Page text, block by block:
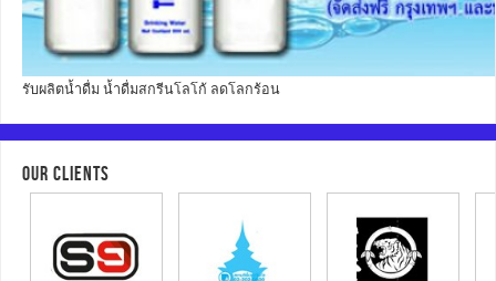
รับผลิตน้ำดื่ม น้ำดื่มสกรีนโลโก้ ลดโลกร้อน
OUR CLIENTS